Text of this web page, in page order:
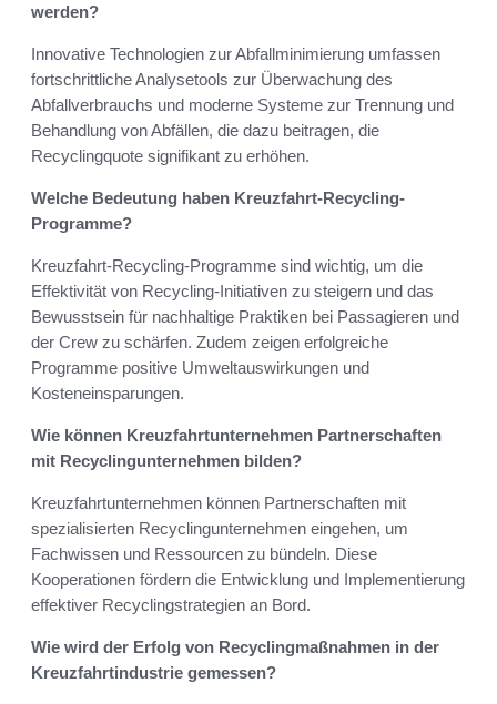
werden?
Innovative Technologien zur Abfallminimierung umfassen
fortschrittliche Analysetools zur Überwachung des
Abfallverbrauchs und moderne Systeme zur Trennung und
Behandlung von Abfällen, die dazu beitragen, die
Recyclingquote signifikant zu erhöhen.
Welche Bedeutung haben Kreuzfahrt-Recycling-
Programme?
Kreuzfahrt-Recycling-Programme sind wichtig, um die
Effektivität von Recycling-Initiativen zu steigern und das
Bewusstsein für nachhaltige Praktiken bei Passagieren und
der Crew zu schärfen. Zudem zeigen erfolgreiche
Programme positive Umweltauswirkungen und
Kosteneinsparungen.
Wie können Kreuzfahrtunternehmen Partnerschaften
mit Recyclingunternehmen bilden?
Kreuzfahrtunternehmen können Partnerschaften mit
spezialisierten Recyclingunternehmen eingehen, um
Fachwissen und Ressourcen zu bündeln. Diese
Kooperationen fördern die Entwicklung und Implementierung
effektiver Recyclingstrategien an Bord.
Wie wird der Erfolg von Recyclingmaßnahmen in der
Kreuzfahrtindustrie gemessen?